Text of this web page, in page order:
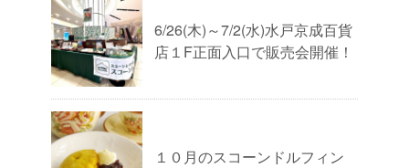
6/26(木)～7/2(水)水戸京成百貨
店１F正面入口で販売会開催！
１０月のスコーンドルフィン